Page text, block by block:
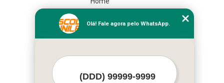
Missão
Mapa do site
Olá! Fale agora pelo WhatsApp.